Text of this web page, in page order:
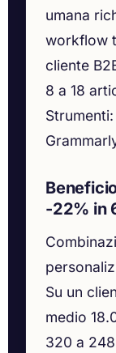
umana
workflow
cliente
8 a 18
-22% in
Su un
medio
320 a